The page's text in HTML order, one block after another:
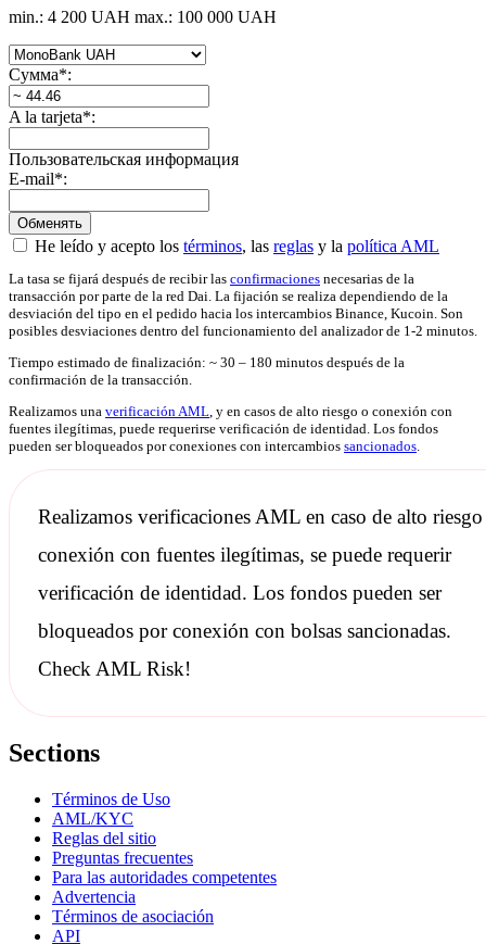
min.: 4 200 UAH max.: 100 000 UAH
Сумма*:
A la tarjeta*:
Пользовательская информация
E-mail*:
He leído y acepto los términos, las reglas y la política AML
La tasa se fijará después de recibir las confirmaciones necesarias de la
transacción por parte de la red Dai. La fijación se realiza dependiendo de la
desviación del tipo en el pedido hacia los intercambios Binance, Kucoin. Son
posibles desviaciones dentro del funcionamiento del analizador de 1-2 minutos.
Tiempo estimado de finalización: ~ 30 – 180 minutos después de la
confirmación de la transacción.
Realizamos una verificación AML , y en casos de alto riesgo o conexión con
fuentes ilegítimas, puede requerirse verificación de identidad. Los fondos
pueden ser bloqueados por conexiones con intercambios sancionados
Realizamos verificaciones AMLen caso de alto
conexión con fuentes ilegítimas, se puede requerir
verificación de identidad. Los fondos pueden ser
bloqueados por conexión con bolsas sancionadas.
Check AML Risk!
Sections
Términos de Uso
AML/KYC
Reglas del sitio
Preguntas frecuentes
Para las autoridades competentes
Advertencia
Términos de asociación
API